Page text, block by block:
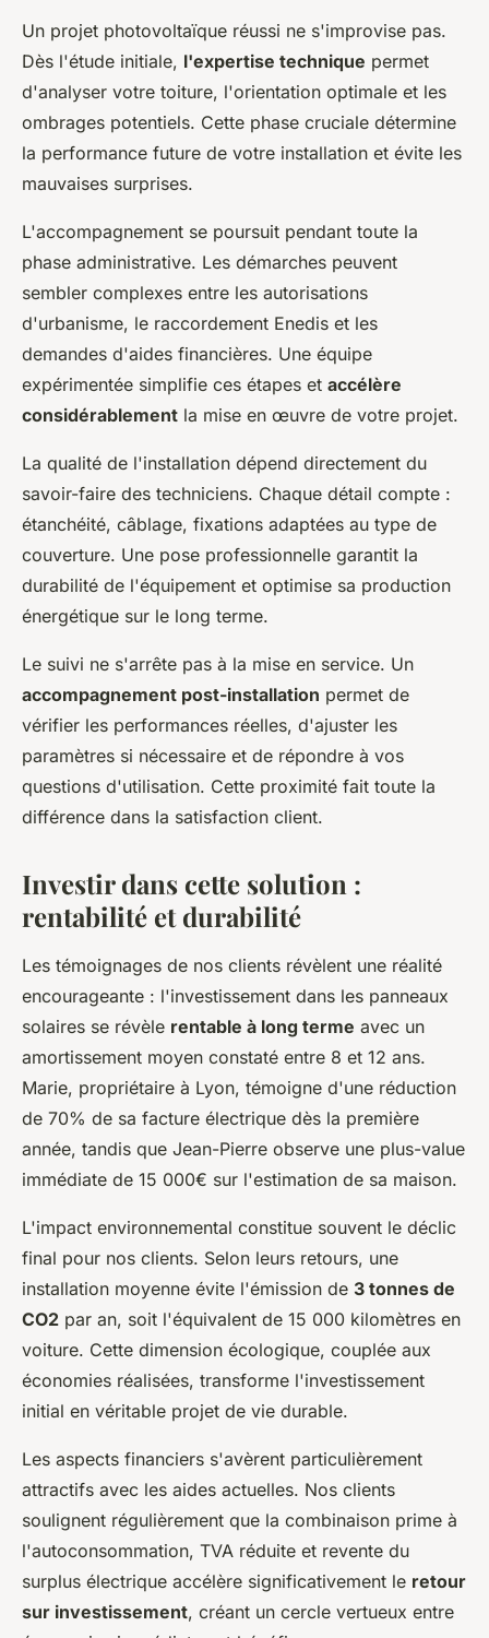
Un projet photovoltaïque réussi ne s'improvise pas.
Dès l'étude initiale, l'expertise technique permet
d'analyser votre toiture, l'orientation optimale et les
ombrages potentiels. Cette phase cruciale détermine
la performance future de votre installation et évite les
mauvaises surprises.
L'accompagnement se poursuit pendant toute la
phase administrative. Les démarches peuvent
sembler complexes entre les autorisations
d'urbanisme, le raccordement Enedis et les
demandes d'aides financières. Une équipe
expérimentée simplifie ces étapes et accélère
considérablement la mise en œuvre de votre projet.
La qualité de l'installation dépend directement du
savoir-faire des techniciens. Chaque détail compte :
étanchéité, câblage, fixations adaptées au type de
couverture. Une pose professionnelle garantit la
durabilité de l'équipement et optimise sa production
énergétique sur le long terme.
Le suivi ne s'arrête pas à la mise en service. Un
accompagnement post-installation permet de
vérifier les performances réelles, d'ajuster les
paramètres si nécessaire et de répondre à vos
questions d'utilisation. Cette proximité fait toute la
différence dans la satisfaction client.
Investir dans cette solution :
rentabilité et durabilité
Les témoignages de nos clients révèlent une réalité
encourageante : l'investissement dans les panneaux
solaires se révèle rentable à long terme avec un
amortissement moyen constaté entre 8 et 12 ans.
Marie, propriétaire à Lyon, témoigne d'une réduction
de 70% de sa facture électrique dès la première
année, tandis que Jean-Pierre observe une plus-value
immédiate de 15 000€ sur l'estimation de sa maison.
L'impact environnemental constitue souvent le déclic
final pour nos clients. Selon leurs retours, une
installation moyenne évite l'émission de 3 tonnes de
CO2 par an, soit l'équivalent de 15 000 kilomètres en
voiture. Cette dimension écologique, couplée aux
économies réalisées, transforme l'investissement
initial en véritable projet de vie durable.
Les aspects financiers s'avèrent particulièrement
attractifs avec les aides actuelles. Nos clients
soulignent régulièrement que la combinaison prime à
l'autoconsommation, TVA réduite et revente du
surplus électrique accélère significativement le retour
sur investissement, créant un cercle vertueux entre